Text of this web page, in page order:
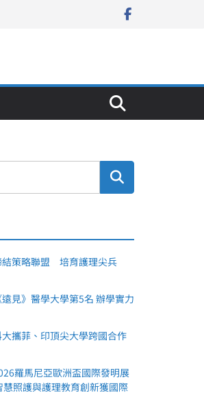
結策略聯盟 培育護理尖兵
見》醫學大學第5名 辦學實力
攜菲、印頂尖大學跨國合作
羅馬尼亞歐洲盃國際發明展
照護與護理教育創新獲國際